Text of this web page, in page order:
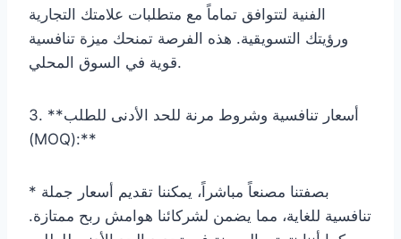
الفنية لتتوافق تماماً مع متطلبات علامتك التجارية
ورؤيتك التسويقية. هذه الفرصة تمنحك ميزة تنافسية
قوية في السوق المحلي.
3. **أسعار تنافسية وشروط مرنة للحد الأدنى للطلب
(MOQ):**
* بصفتنا مصنعاً مباشراً، يمكننا تقديم أسعار جملة
تنافسية للغاية، مما يضمن لشركائنا هوامش ربح ممتازة.